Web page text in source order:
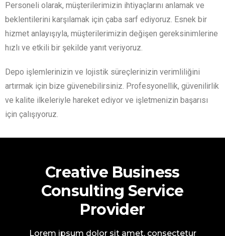
Personeli olarak, müşterilerimizin ihtiyaçlarını anlamak ve
beklentilerini karşılamak için çaba sarf ediyoruz. Esnek bir
hizmet anlayışıyla, müşterilerimizin değişen gereksinimlerine
hızlı ve etkili bir şekilde yanıt veriyoruz.
Depo işlemlerinizin ve lojistik süreçlerinizin verimliliğini
artırmak için bize güvenebilirsiniz. Profesyonellik, güvenilirlik
ve kalite ilkeleriyle hareket ediyor ve işletmenizin başarısı
için çalışıyoruz.
Creative Business
Consulting Service
Provider
Lorem ipsum dolor sit amet, consectetur